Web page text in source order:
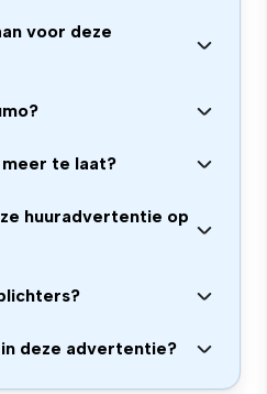
voor deze
te laat?
huuradvertentie op
deze advertentie?